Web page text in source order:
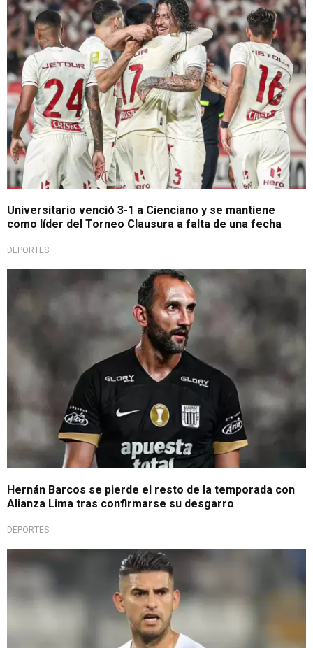
Universitario venció 3-1 a Cienciano y se mantiene
como líder del Torneo Clausura a falta de una fecha
DEPORTES
Hernán Barcos se pierde el resto de la temporada con
Alianza Lima tras confirmarse su desgarro
DEPORTES